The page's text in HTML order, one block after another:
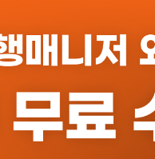
이내의 일자리 확인하기